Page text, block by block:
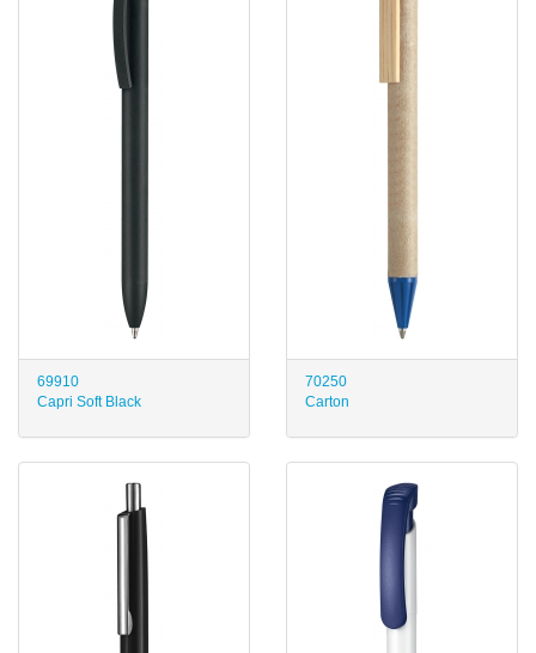
69910
Capri Soft Black
70250
Carton